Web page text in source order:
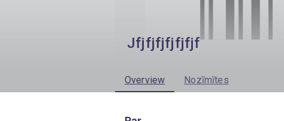
Jfjfjfjfjfjfjf
Overview Nozīmītes